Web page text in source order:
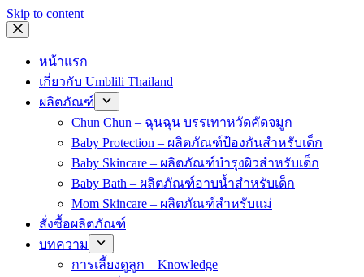
Skip to content
หน้าแรก
เกี่ยวกับ Umblili Thailand
ผลิตภัณฑ์
Chun Chun – ฉุนฉุน บรรเทาหวัดคัดจมูก
Baby Protection – ผลิตภัณฑ์ป้องกันสำหรับเด็ก
Baby Skincare – ผลิตภัณฑ์บำรุงผิวสำหรับเด็ก
Baby Bath – ผลิตภัณฑ์อาบน้ำสำหรับเด็ก
Mom Skincare – ผลิตภัณฑ์สำหรับแม่
สั่งซื้อผลิตภัณฑ์
บทความ
การเลี้ยงดูลูก – Knowledge